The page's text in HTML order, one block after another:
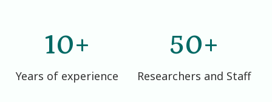
10+
Years of experience
50+
Researchers and Staff